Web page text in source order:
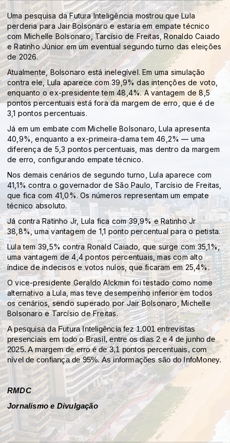
Uma pesquisa da Futura Inteligência mostrou que Lula
perderia para Jair Bolsonaro e estaria em empate técnico
com Michelle Bolsonaro, Tarcísio de Freitas, Ronaldo Caiado
e Ratinho Júnior em um eventual segundo turno das eleições
de 2026.
Atualmente, Bolsonaro está inelegível. Em uma simulação
contra ele, Lula aparece com 39,9% das intenções de voto,
enquanto o ex-presidente tem 48,4%. A vantagem de 8,5
pontos percentuais está fora da margem de erro, que é de
3,1 pontos percentuais.
Já em um embate com Michelle Bolsonaro, Lula apresenta
40,9%, enquanto a ex-primeira-dama tem 46,2% — uma
diferença de 5,3 pontos percentuais, mas dentro da margem
de erro, configurando empate técnico.
Nos demais cenários de segundo turno, Lula aparece com
41,1% contra o governador de São Paulo, Tarcísio de Freitas,
que fica com 41,0%. Os números representam um empate
técnico absoluto.
Já contra Ratinho Jr, Lula fica com 39,9% e Ratinho Jr
38,8%, uma vantagem de 1,1 ponto percentual para o petista.
Lula tem 39,5% contra Ronald Caiado, que surge com 35,1%,
uma vantagem de 4,4 pontos percentuais, mas com alto
índice de indecisos e votos nulos, que ficaram em 25,4%.
O vice-presidente Geraldo Alckmin foi testado como nome
alternativo a Lula, mas teve desempenho inferior em todos
os cenários, sendo superado por Jair Bolsonaro, Michelle
Bolsonaro e Tarcísio de Freitas.
A pesquisa da Futura Inteligência fez 1.001 entrevistas
presenciais em todo o Brasil, entre os dias 2 e 4 de junho de
2025. A margem de erro é de 3,1 pontos percentuais, com
nível de confiança de 95%. As informações são do InfoMoney.
RMDC
Jornalismo e Divulgação